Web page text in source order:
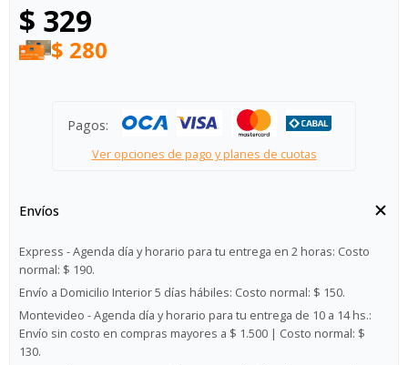
$ 329
$ 280
Pagos:
Ver opciones de pago y planes de cuotas
Envíos
Express - Agenda día y horario para tu entrega en 2 horas: Costo
normal: $ 190.
Envío a Domicilio Interior 5 días hábiles: Costo normal: $ 150.
Montevideo - Agenda día y horario para tu entrega de 10 a 14 hs.:
Envío sin costo en compras mayores a $ 1.500 | Costo normal: $
130.